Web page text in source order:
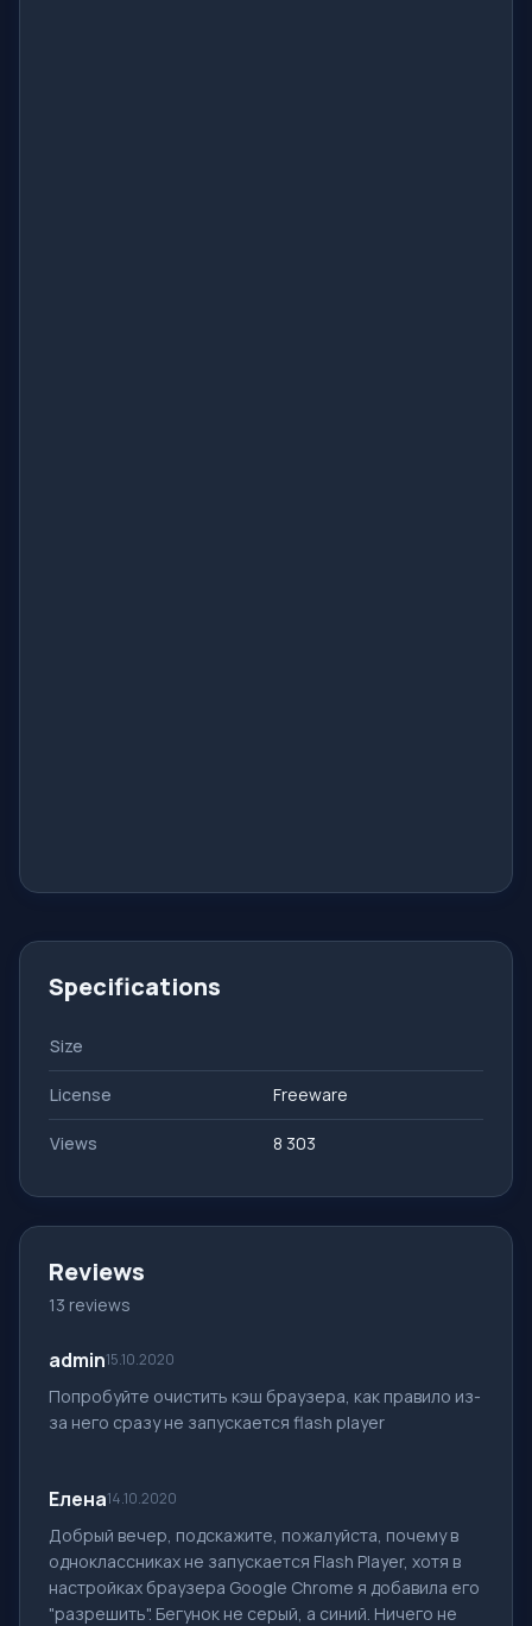
Specifications
Size
License Freeware
Views 8 303
Reviews
13 reviews
admin15.10.2020
Попробуйте очистить кэш браузера, как правило из-
за него сразу не запускается flash player
Елена14.10.2020
Добрый вечер, подскажите, пожалуйста, почему в
одноклассниках не запускается Flash Player, хотя в
настройках браузера Google Chrome я добавила его
"разрешить". Бегунок не серый, а синий. Ничего не